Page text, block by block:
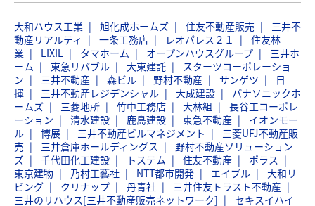
大和ハウス工業 旭化成ホームズ 住友不動産販売
三井不
動産リアルティ
一条工務店 レオパレス２１
住友林
業
LIXIL タマホーム オープンハウスグループ
三井ホ
ーム
東急リバブル 大東建託
スターツコーポレーショ
ン
三井不動産 森ビル 野村不動産 サンゲツ
日
揮
三井不動産レジデンシャル 大成建設
パナソニックホ
ームズ
三菱地所 竹中工務店 大林組
長谷工コーポレ
ーション
清水建設 鹿島建設 東急不動産
イオンモー
ル
博展 三井不動産ビルマネジメント
三菱UFJ不動産販
売
三井倉庫ホールディングス
野村不動産ソリューション
ズ
千代田化工建設 トステム 住友不動産
ポラス
東京建物
乃村工藝社 NTT都市開発 エイブル
大和リ
ビング
クリナップ 丹青社
三井住友トラスト不動産
三井のリハウス[三井不動産販売ネットワーク]
セキスイハイ